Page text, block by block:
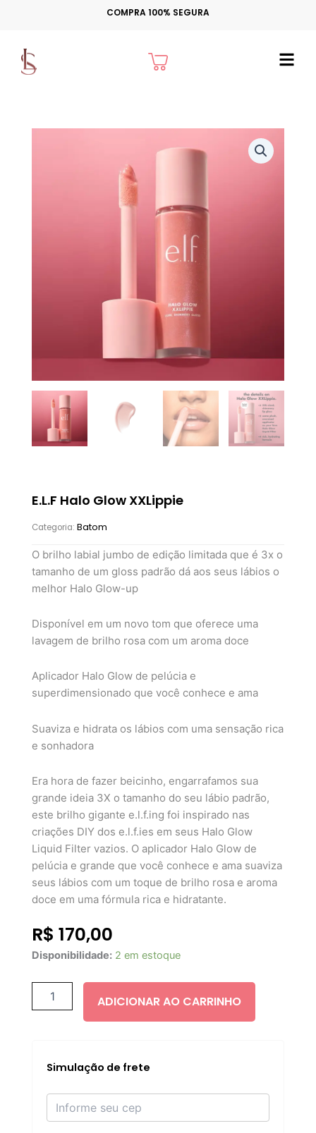
conteúdo
COMPRA 100% SEGURA
Cart
E.L.F Halo Glow XXLippie
Categoria: Batom
O brilho labial jumbo de edição limitada que é 3x o
tamanho de um gloss padrão dá aos seus lábios o
melhor Halo Glow-up
Disponível em um novo tom que oferece uma
lavagem de brilho rosa com um aroma doce
Aplicador Halo Glow de pelúcia e
superdimensionado que você conhece e ama
Suaviza e hidrata os lábios com uma sensação rica
e sonhadora
Era hora de fazer beicinho, engarrafamos sua
grande ideia 3X o tamanho do seu lábio padrão,
este brilho gigante e.l.f.ing foi inspirado nas
criações DIY dos e.l.f.ies em seus Halo Glow
Liquid Filter vazios. O aplicador Halo Glow de
pelúcia e grande que você conhece e ama suaviza
seus lábios com um toque de brilho rosa e aroma
doce em uma fórmula rica e hidratante.
R$ 170,00
Disponibilidade: 2 em estoque
E.L.F
Glow
XXLippie
quantidade
ADICIONAR AO CARRINHO
Simulação de frete